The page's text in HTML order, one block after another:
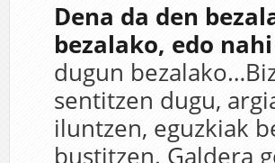
Dena da den
bezalako, edo
dugun
sentitzen dugu,
iluntzen, eguzkiak
bustitzen. Galdera